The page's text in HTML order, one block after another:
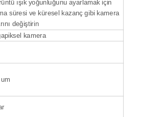
ışık yoğunluğunu ayarlamak için
süresi ve küresel kazanç gibi kamera
değiştirin
kamera